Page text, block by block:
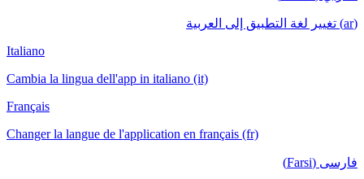
(ar) تغيير لغة التطبيق إلى العربية
Italiano
Cambia la lingua dell'app in italiano (it)
Français
Changer la langue de l'application en français (fr)
فارسی (Farsi)